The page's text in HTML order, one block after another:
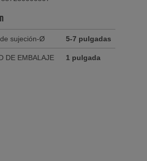
sujeción-Ø 5-7 pulgadas
DE EMBALAJE 1 pulgada